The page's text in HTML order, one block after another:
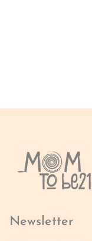
Newsletter